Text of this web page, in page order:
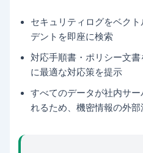
セキュリティログをベク
デントを即座に検索
対応手順書・ポリシー文
に最適な対応策を提示
すべてのデータが社内サ
れるため、機密情報の外